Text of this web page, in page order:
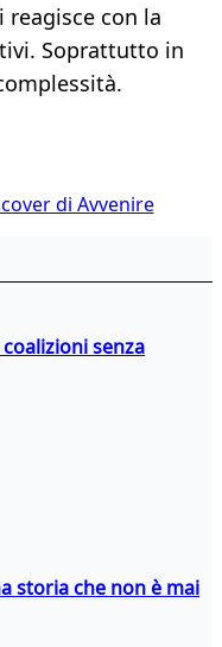
con la
Soprattutto in
di Avvenire
senza
storia che non è mai